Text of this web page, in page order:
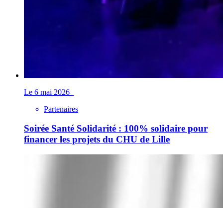
Le 6 mai 2026
Partenaires
Soirée Santé Solidarité : 100% solidaire pour
financer les projets du CHU de Lille